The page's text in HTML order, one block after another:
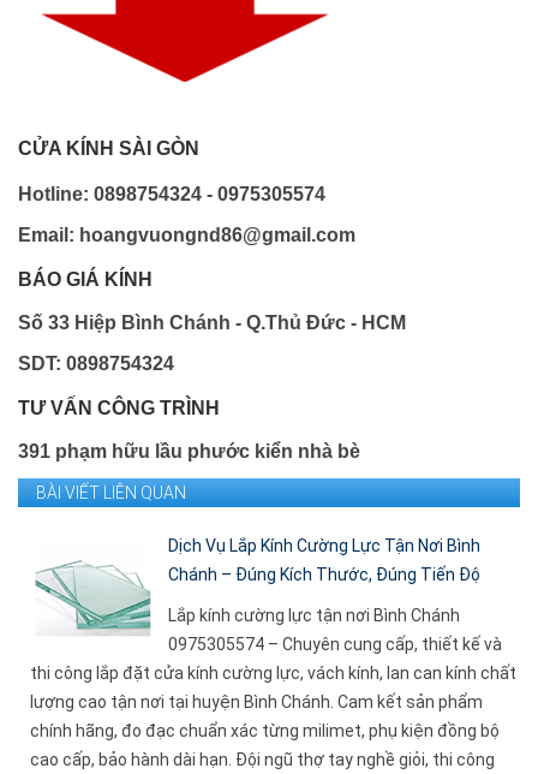
CỬA KÍNH SÀI GÒN
Hotline: 0898754324 - 0975305574
Email: hoangvuongnd86@gmail.com
BÁO GIÁ KÍNH
Số 33 Hiệp Bình Chánh - Q.Thủ Đức - HCM
SDT: 0898754324
TƯ VẤN CÔNG TRÌNH
391 phạm hữu lầu phước kiển nhà bè
BÀI VIẾT LIÊN QUAN
Dịch Vụ Lắp Kính Cường Lực Tận Nơi Bình
Chánh – Đúng Kích Thước, Đúng Tiến Độ
Lắp kính cường lực tận nơi Bình Chánh
0975305574 – Chuyên cung cấp, thiết kế và
thi công lắp đặt cửa kính cường lực, vách kính, lan can kính chất
lượng cao tận nơi tại huyện Bình Chánh. Cam kết sản phẩm
chính hãng, đo đạc chuẩn xác từng milimet, phụ kiện đồng bộ
cao cấp, bảo hành dài hạn. Đội ngũ thợ tay nghề giỏi, thi công